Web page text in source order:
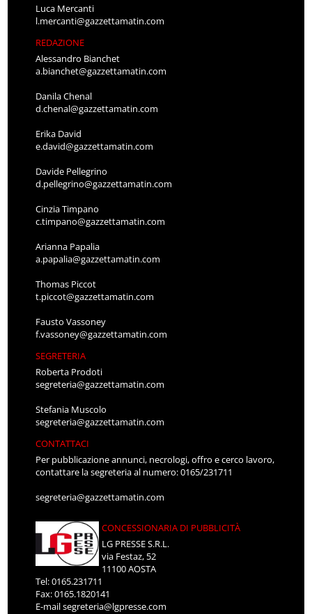
Luca Mercanti
l.mercanti@gazzettamatin.com
REDAZIONE
Alessandro Bianchet
a.bianchet@gazzettamatin.com
Danila Chenal
d.chenal@gazzettamatin.com
Erika David
e.david@gazzettamatin.com
Davide Pellegrino
d.pellegrino@gazzettamatin.com
Cinzia Timpano
c.timpano@gazzettamatin.com
Arianna Papalia
a.papalia@gazzettamatin.com
Thomas Piccot
t.piccot@gazzettamatin.com
Fausto Vassoney
f.vassoney@gazzettamatin.com
SEGRETERIA
Roberta Prodoti
segreteria@gazzettamatin.com
Stefania Muscolo
segreteria@gazzettamatin.com
CONTATTACI
Per pubblicazione annunci, necrologi, offro e cerco lavoro,
contattare la segreteria al numero: 0165/231711
segreteria@gazzettamatin.com
CONCESSIONARIA DI PUBBLICITÀ
LG PRESSE S.R.L.
via Festaz, 52
11100 AOSTA
Tel: 0165.231711
Fax: 0165.1820141
E-mailsegreteria@lgpresse.com